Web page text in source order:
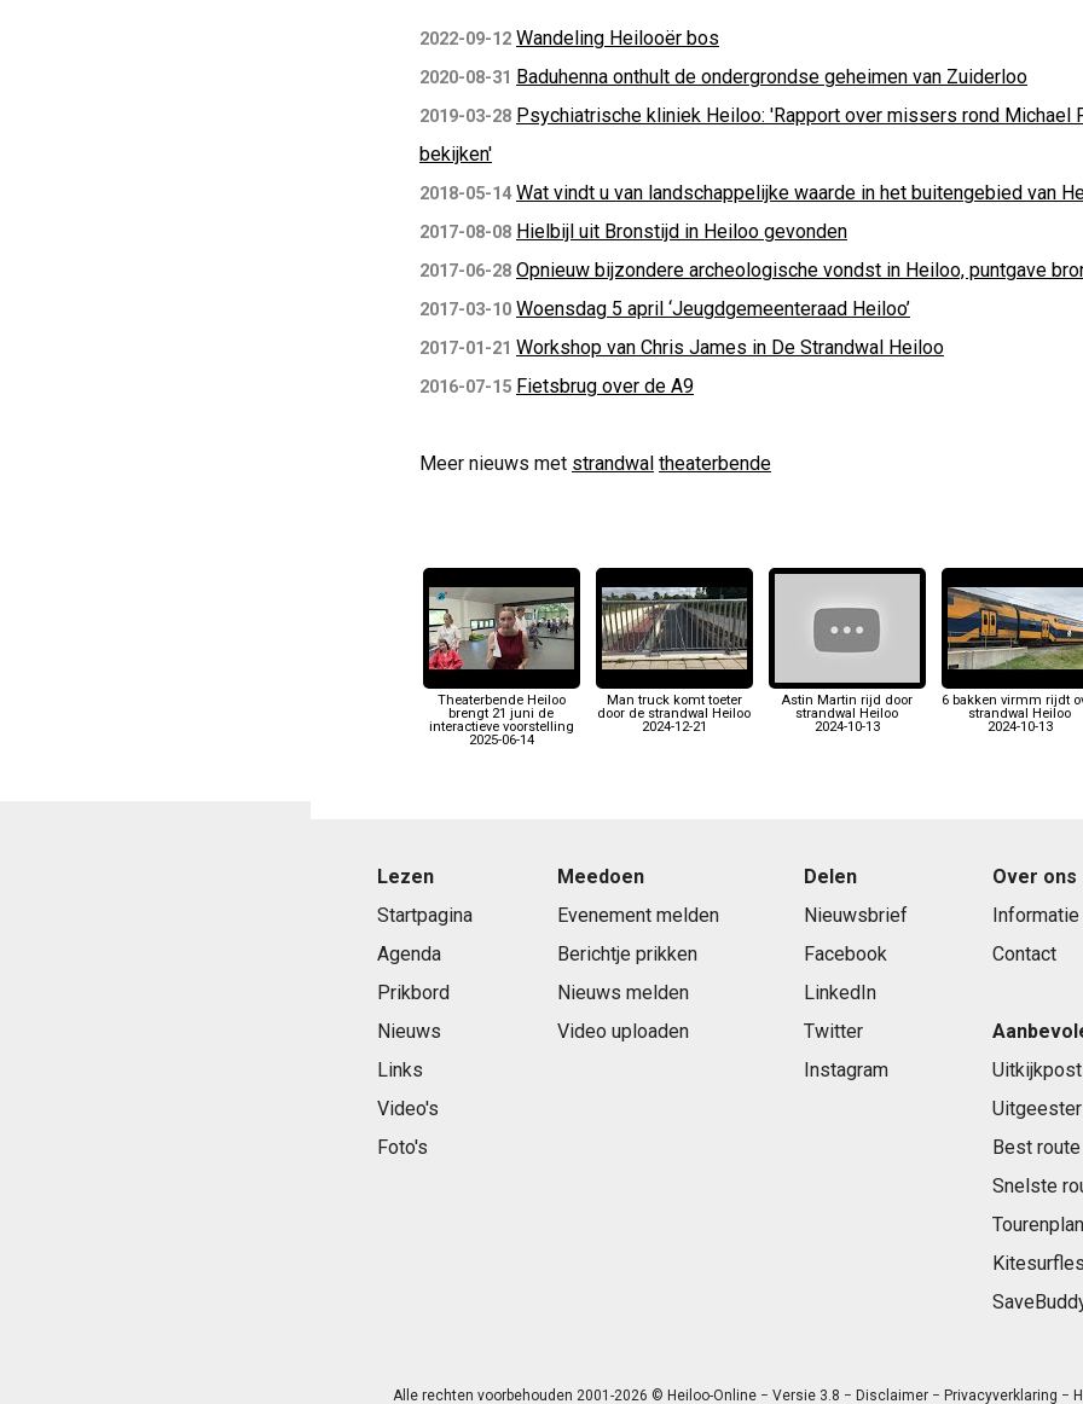
2022-09-12 Wandeling Heilooër bos
2020-08-31 Baduhenna onthult de ondergrondse geheimen van Zuiderloo
2019-03-28 Psychiatrische kliniek Heiloo: 'Rapport over missers rond Michael
bekijken'
2018-05-14 Wat vindt u van landschappelijke waarde in het buitengebied van
2017-08-08 Hielbijl uit Bronstijd in Heiloo gevonden
2017-06-28 Opnieuw bijzondere archeologische vondst in Heiloo, puntgave
2017-03-10 Woensdag 5 april ‘Jeugdgemeenteraad Heiloo’
2017-01-21 Workshop van Chris James in De Strandwal Heiloo
2016-07-15 Fietsbrug over de A9
Meer nieuws met strandwal theaterbende
Theaterbende Heiloo
brengt 21 juni de
interactieve voorstelling
2025-06-14
Man truck komt toeter
door de strandwal Heiloo
2024-12-21
Astin Martin rijd door
strandwal Heiloo
2024-10-13
6 bakken virmm rijdt
strandwal Heiloo
2024-10-13
Lezen
Startpagina
Agenda
Prikbord
Nieuws
Links
Video's
Foto's
Meedoen
Evenement melden
Berichtje prikken
Nieuws melden
Video uploaden
Delen
Nieuwsbrief
Facebook
LinkedIn
Twitter
Instagram
Over ons
Informatie
Contact
Uitkijkpost
Uitgeester
Best
Snelste
Alle rechten voorbehouden 2001-2026 © Heiloo-Online − Versie 3.8 − Disclaimer− Privacyverklaring −